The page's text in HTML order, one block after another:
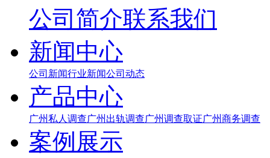
公司简介联系我们
新闻中心
公司新闻行业新闻公司动态
产品中心
广州私人调查广州出轨调查广州调查取证广州商务调查
案例展示